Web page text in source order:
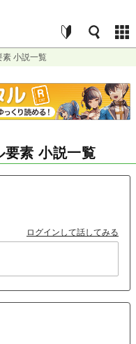
素 小説一覧
要素 小説一覧
ログインして話してみる